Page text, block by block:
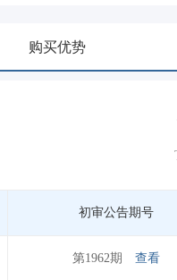
购买优势
初审公告期号
第1962期 查看